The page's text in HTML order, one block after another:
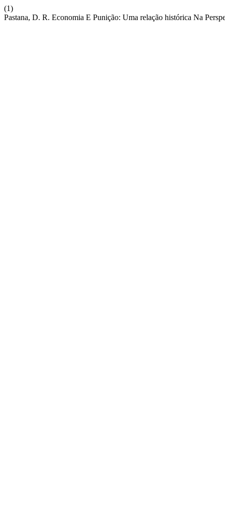
(1)
Pastana, D. R. Economia E Punição: Uma relação histórica Na